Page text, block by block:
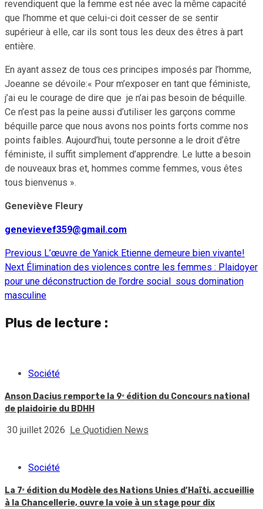
revendiquent que la femme est née avec la même capacité
que l’homme et que celui-ci doit cesser de se sentir
supérieur à elle, car ils sont tous les deux des êtres à part
entière.
En ayant assez de tous ces principes imposés par l’homme,
Joeanne se dévoile:« Pour m’exposer en tant que féministe,
j’ai eu le courage de dire que je n’ai pas besoin de béquille.
Ce n’est pas la peine aussi d’utiliser les garçons comme
béquille parce que nous avons nos points forts comme nos
points faibles. Aujourd’hui, toute personne a le droit d’être
féministe, il suffit simplement d’apprendre. Le lutte a besoin
de nouveaux bras et, hommes comme femmes, vous êtes
tous bienvenus ».
Geneviève Fleury
genevievef359@gmail.com
Continue
Reading
Previous L’œuvre de Yanick Etienne demeure bien vivante!
Next Élimination des violences contre les femmes : Plaidoyer
pour une déconstruction de l’ordre social sous domination
masculine
Plus de lecture :
Société
Anson Dacius remporte la 9ᵉ édition du Concours national
de plaidoirie du BDHH
30 juillet 2026 Le Quotidien News
Société
La 7ᵉ édition du Modèle des Nations Unies d’Haïti, accueillie
à la Chancellerie, ouvre la voie à un stage pour dix